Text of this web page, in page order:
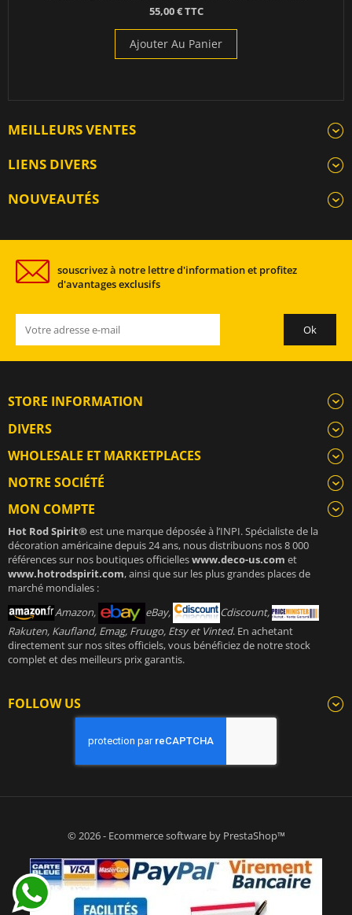
55,00 € TTC
Ajouter Au Panier
MEILLEURS VENTES
LIENS DIVERS
NOUVEAUTÉS
souscrivez à notre lettre d'information et profitez
d'avantages exclusifs
STORE INFORMATION
DIVERS
WHOLESALE ET MARKETPLACES
NOTRE SOCIÉTÉ
MON COMPTE
Hot Rod Spirit®est une marque déposée à l’INPI. Spécialiste de la
décoration américaine depuis 24 ans, nous distribuons nos 8 000
références sur nos boutiques officielleswww.deco-us.com et
www.hotrodspirit.com, ainsi que sur les plus grandes places de
marché mondiales :
Amazon,
eBay,
Cdiscount,
Rakuten, Kaufland, Emag, Fruugo, Etsy et Vinted. En achetant
directement sur nos sites officiels, vous bénéficiez de notre stock
complet et des meilleurs prix garantis.
FOLLOW US
© 2026 - Ecommerce software by PrestaShop™